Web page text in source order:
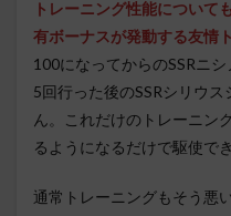
トレーニング性能について
有ボーナスが発動する友情
100になってからのSSRニ
5回行った後のSSRシリウ
ん。これだけのトレーニン
るようになるだけで駆使で
通常トレーニングもそう悪